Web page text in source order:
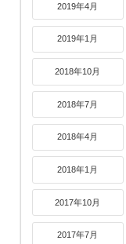
2019年4月
2019年1月
2018年10月
2018年7月
2018年4月
2018年1月
2017年10月
2017年7月